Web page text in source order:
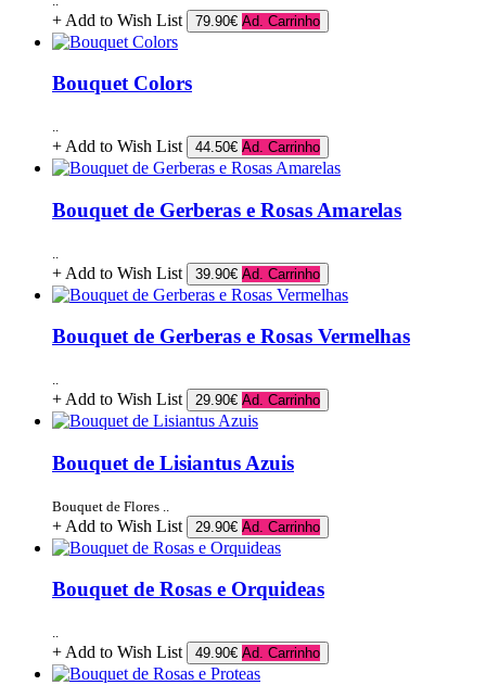
+ Add to Wish List 79.90€ Ad. Carrinho
Bouquet Colors
..
+ Add to Wish List 44.50€ Ad. Carrinho
Bouquet de Gerberas e Rosas Amarelas
+ Add to Wish List 39.90€ Ad. Carrinho
Bouquet de Gerberas e Rosas Vermelhas
..
+ Add to Wish List 29.90€ Ad. Carrinho
Bouquet de Lisiantus Azuis
Bouquet de Flores ..
+ Add to Wish List 29.90€ Ad. Carrinho
Bouquet de Rosas e Orquideas
+ Add to Wish List 49.90€ Ad. Carrinho